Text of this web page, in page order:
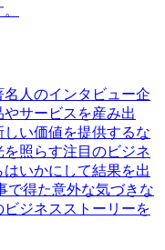
人のインタビュー企
サービスを産み出
い価値を提供するな
照らす注目のビジネ
いかにして結果を出
で得た意外な気づきな
ジネスストーリーを